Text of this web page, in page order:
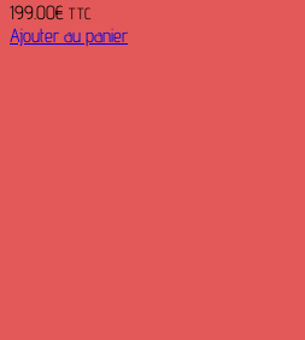
199.00€ TTC
Ajouter au panier